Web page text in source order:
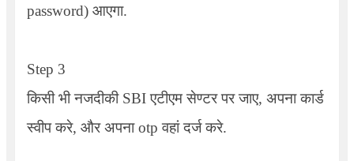
password) आएगा.
Step 3
किसी भी नजदीकी SBI एटीएम सेण्टर पर जाए, अपना कार्ड
स्वीप करे, और अपना otp वहां दर्ज करे.